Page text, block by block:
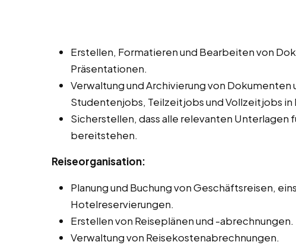
Erstellen, Formatieren und Bearbeiten von
Präsentationen.
Verwaltung und Archivierung von Dokumenten
Studentenjobs, Teilzeitjobs und Vollzeitjobs in
Sicherstellen, dass alle relevanten Unterlagen
bereitstehen.
Reiseorganisation:
Planung und Buchung von Geschäftsreisen,
Hotelreservierungen.
Erstellen von Reiseplänen und -abrechnungen.
Verwaltung von Reisekostenabrechnungen.